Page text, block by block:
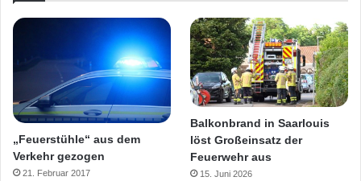
„Feuerstühle“ aus dem
Verkehr gezogen
21. Februar 2017
Balkonbrand in Saarlouis
löst Großeinsatz der
Feuerwehr aus
15. Juni 2026